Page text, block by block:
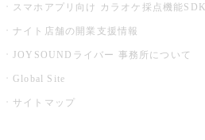
スマホアプリ向け カラオケ採点機能SDK
ナイト店舗の開業支援情報
JOYSOUNDライバー 事務所について
Global Site
サイトマップ